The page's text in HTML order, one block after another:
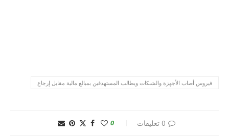
فيروس أصاب الأجهزة والشبكات ويطالب المستهدفين بمبالغ مالية مقابل إرجاع
0 تعليقات 0